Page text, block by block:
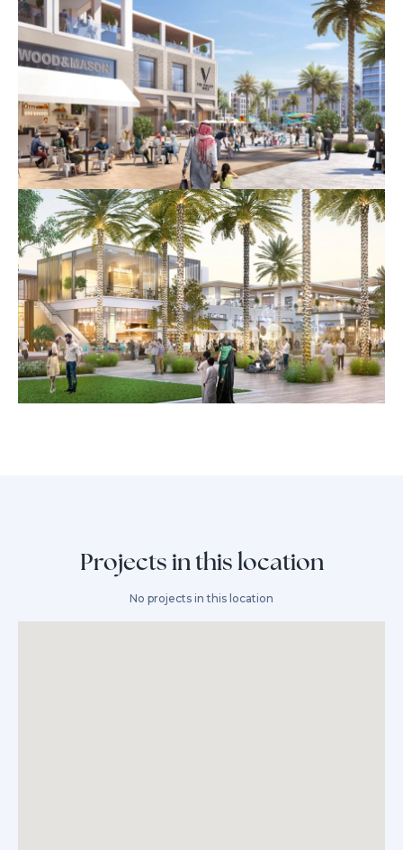
Projects in this location
No projects in this location